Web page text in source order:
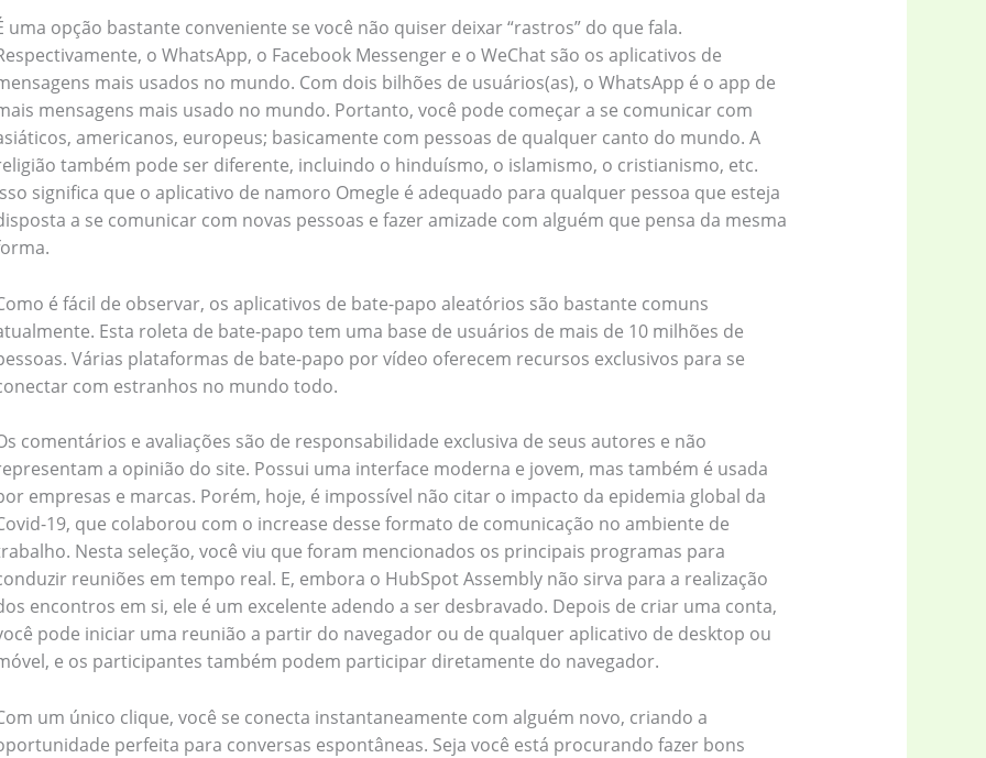
(5) Mens Fashion(4)
Three piece
(15) Watches(0)
uma opção bastante conveniente se você não quiser deixar “rastros” do que fala.
o WhatsApp, o Facebook Messenger e o WeChat são os aplicativos de
mais usados no mundo. Com dois bilhões de usuários(as), o WhatsApp é o app de
mensagens mais usado no mundo. Portanto, você pode começar a se comunicar com
americanos, europeus; basicamente com pessoas de qualquer canto do mundo. A
também pode ser diferente, incluindo o hinduísmo, o islamismo, o cristianismo, etc.
significa que o aplicativo de namoro Omegle é adequado para qualquer pessoa que esteja
a se comunicar com novas pessoas e fazer amizade com alguém que pensa da mesma
é fácil de observar, os aplicativos de bate-papo aleatórios são bastante comuns
Esta roleta de bate-papo tem uma base de usuários de mais de 10 milhões de
Várias plataformas de bate-papo por vídeo oferecem recursos exclusivos para se
com estranhos no mundo todo.
comentários e avaliações são de responsabilidade exclusiva de seus autores e não
a opinião do site. Possui uma interface moderna e jovem, mas também é usada
empresas e marcas. Porém, hoje, é impossível não citar o impacto da epidemia global da
19, que colaborou com o increase desse formato de comunicação no ambiente de
Nesta seleção, você viu que foram mencionados os principais programas para
reuniões em tempo real. E, embora o HubSpot Assembly não sirva para a realização
encontros em si, ele é um excelente adendo a ser desbravado. Depois de criar uma conta,
pode iniciar uma reunião a partir do navegador ou de qualquer aplicativo de desktop ou
e os participantes também podem participar diretamente do navegador.
um único clique, você se conecta instantaneamente com alguém novo, criando a
perfeita para conversas espontâneas. Seja você está procurando fazer bons